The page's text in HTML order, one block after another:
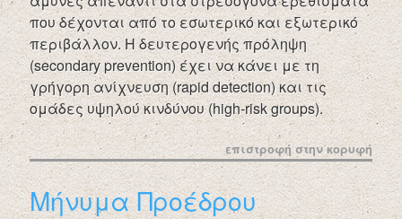
που δέχονται από το εσωτερικό και εξωτερικό
περιβάλλον. Η δευτερογενής πρόληψη
(secondary prevention) έχει να κάνει με τη
γρήγορη ανίχνευση (rapid detection) και τις
ομάδες υψηλού κινδύνου (high-risk groups).
επιστροφή στην κορυφή
Μήνυμα Προέδρου